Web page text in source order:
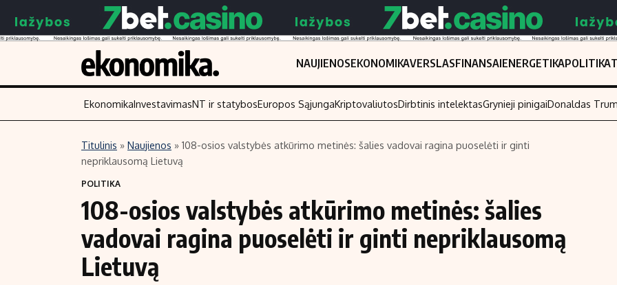
NAUJIENOSEKONOMIKAVERSLASFINANSAIENERGETIKAPOLITIKA
Turinys
Naujienos
Aplinka
Verslas
Energetika
Ekonomika
Įmonės
Žemės ūkis
Technologijos
Akcijų rinka
Saulės elektrinės
Kriptovaliutos
Indėlių
Būsto finansai
EkonomikaInvestavimasNT ir statybosEuropos SąjungaKriptovaliutosDirbtinis intelektasGrynieji pinigaiDonaldas
Titulinis » Naujienos » 108-osios valstybės atkūrimo metinės: šalies vadovai ragina puoselėti ir ginti
nepriklausomą Lietuvą
POLITIKA
108-osios valstybės atkūrimo metinės: šalies
vadovai ragina puoselėti ir ginti nepriklausomą
Lietuvą